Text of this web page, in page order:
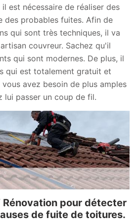
est nécessaire de réaliser des
des probables fuites. Afin de
qui sont très techniques, il va
couvreur. Sachez qu'il
qui sont modernes. De plus, il
qui est totalement gratuit et
vous avez besoin de plus amples
lui passer un coup de fil.
Rénovation pour détecter
de fuite de toitures.